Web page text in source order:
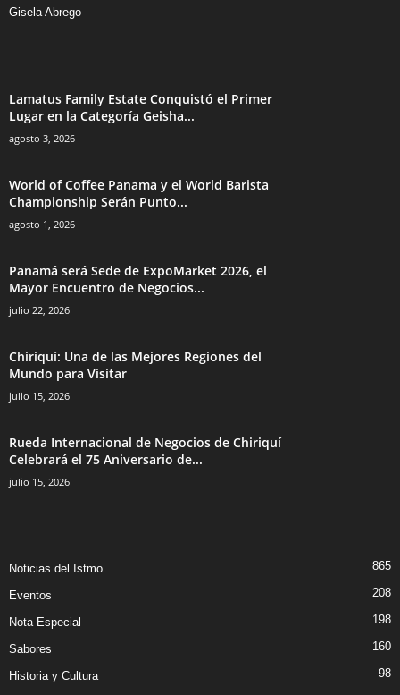
Gisela Abrego
Lamatus Family Estate Conquistó el Primer
Lugar en la Categoría Geisha...
agosto 3, 2026
World of Coffee Panama y el World Barista
Championship Serán Punto...
agosto 1, 2026
Panamá será Sede de ExpoMarket 2026, el
Mayor Encuentro de Negocios...
julio 22, 2026
Chiriquí: Una de las Mejores Regiones del
Mundo para Visitar
julio 15, 2026
Rueda Internacional de Negocios de Chiriquí
Celebrará el 75 Aniversario de...
julio 15, 2026
Noticias del Istmo 865
Eventos 208
Nota Especial 198
Sabores 160
Historia y Cultura
98